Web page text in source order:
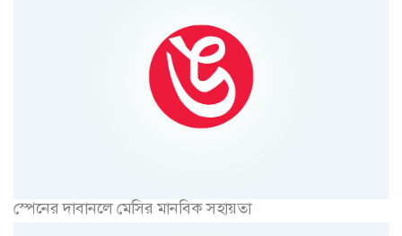
স্পেনের দাবানলে মেসির মানবিক সহায়তা